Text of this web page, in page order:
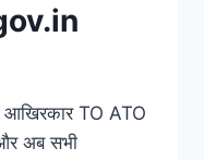
TO ATO
अब सभी